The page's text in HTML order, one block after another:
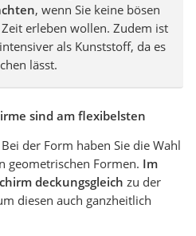
, wenn Sie keine bösen
erleben wollen. Zudem ist
als Kunststoff, da es
lässt.
sind am flexibelsten
der Form haben Sie die Wahl
geometrischen Formen. Im
deckungsgleich zu der
diesen auch ganzheitlich